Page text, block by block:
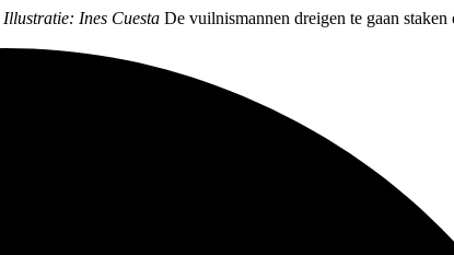
Illustratie: Ines Cuesta De vuilnismannen dreigen te gaan